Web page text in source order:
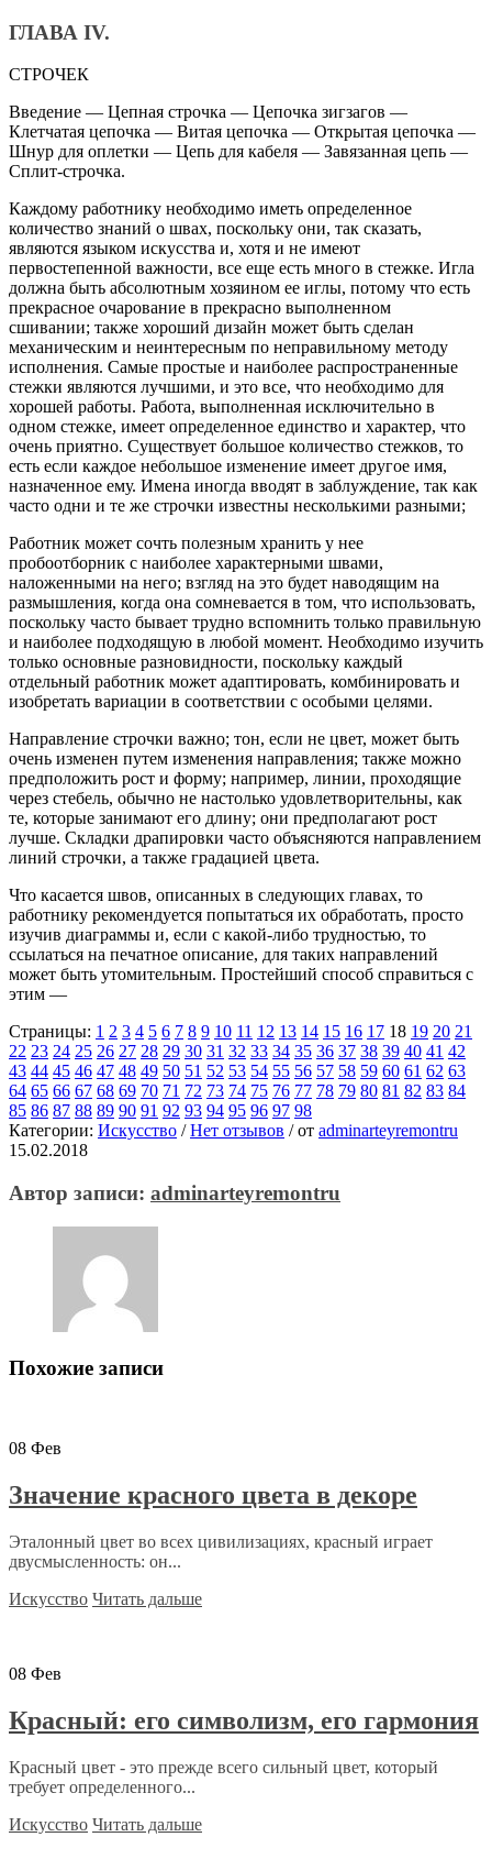
ГЛАВА IV.
СТРОЧЕК
Введение — Цепная строчка — Цепочка зигзагов —
Клетчатая цепочка — Витая цепочка — Открытая цепочка —
Шнур для оплетки — Цепь для кабеля — Завязанная цепь —
Сплит-строчка.
Каждому работнику необходимо иметь определенное
количество знаний о швах, поскольку они, так сказать,
являются языком искусства и, хотя и не имеют
первостепенной важности, все еще есть много в стежке. Игла
должна быть абсолютным хозяином ее иглы, потому что есть
прекрасное очарование в прекрасно выполненном
сшивании; также хороший дизайн может быть сделан
механическим и неинтересным по неправильному методу
исполнения. Самые простые и наиболее распространенные
стежки являются лучшими, и это все, что необходимо для
хорошей работы. Работа, выполненная исключительно в
одном стежке, имеет определенное единство и характер, что
очень приятно. Существует большое количество стежков, то
есть если каждое небольшое изменение имеет другое имя,
назначенное ему. Имена иногда вводят в заблуждение, так как
часто одни и те же строчки известны несколькими разными;
Работник может сочть полезным хранить у нее
пробоотборник с наиболее характерными швами,
наложенными на него; взгляд на это будет наводящим на
размышления, когда она сомневается в том, что использовать,
поскольку часто бывает трудно вспомнить только правильную
и наиболее подходящую в любой момент. Необходимо изучить
только основные разновидности, поскольку каждый
отдельный работник может адаптировать, комбинировать и
изобретать вариации в соответствии с особыми целями.
Направление строчки важно; тон, если не цвет, может быть
очень изменен путем изменения направления; также можно
предположить рост и форму; например, линии, проходящие
через стебель, обычно не настолько удовлетворительны, как
те, которые занимают его длину; они предполагают рост
лучше. Складки драпировки часто объясняются направлением
линий строчки, а также градацией цвета.
Что касается швов, описанных в следующих главах, то
работнику рекомендуется попытаться их обработать, просто
изучив диаграммы и, если с какой-либо трудностью, то
ссылаться на печатное описание, для таких направлений
может быть утомительным. Простейший способ справиться с
этим —
Страницы: 1 2 3 4 5 6 7 8 9 10 11 12 13 14 15 16 17 18 19 20 21
22 23 24 25 26 27 28 29 30 31 32 33 34 35 36 37 38 39 40 41 42
43 44 45 46 47 48 49 50 51 52 53 54 55 56 57 58 59 60 61 62 63
64 65 66 67 68 69 70 71 72 73 74 75 76 77 78 79 80 81 82 83 84
85 86 87 88 89 90 91 92 93 94 95 96 97 98
Категории: Искусство / Нет отзывов /от adminarteyremontru
15.02.2018
Автор записи: adminarteyremontru
Похожие записи
08 Фев
Значение красного цвета в декоре
Эталонный цвет во всех цивилизациях, красный играет
двусмысленность: он...
Искусство Читать дальше
08 Фев
Красный: его символизм, его гармония
Красный цвет - это прежде всего сильный цвет, который
требует определенного...
Искусство Читать дальше